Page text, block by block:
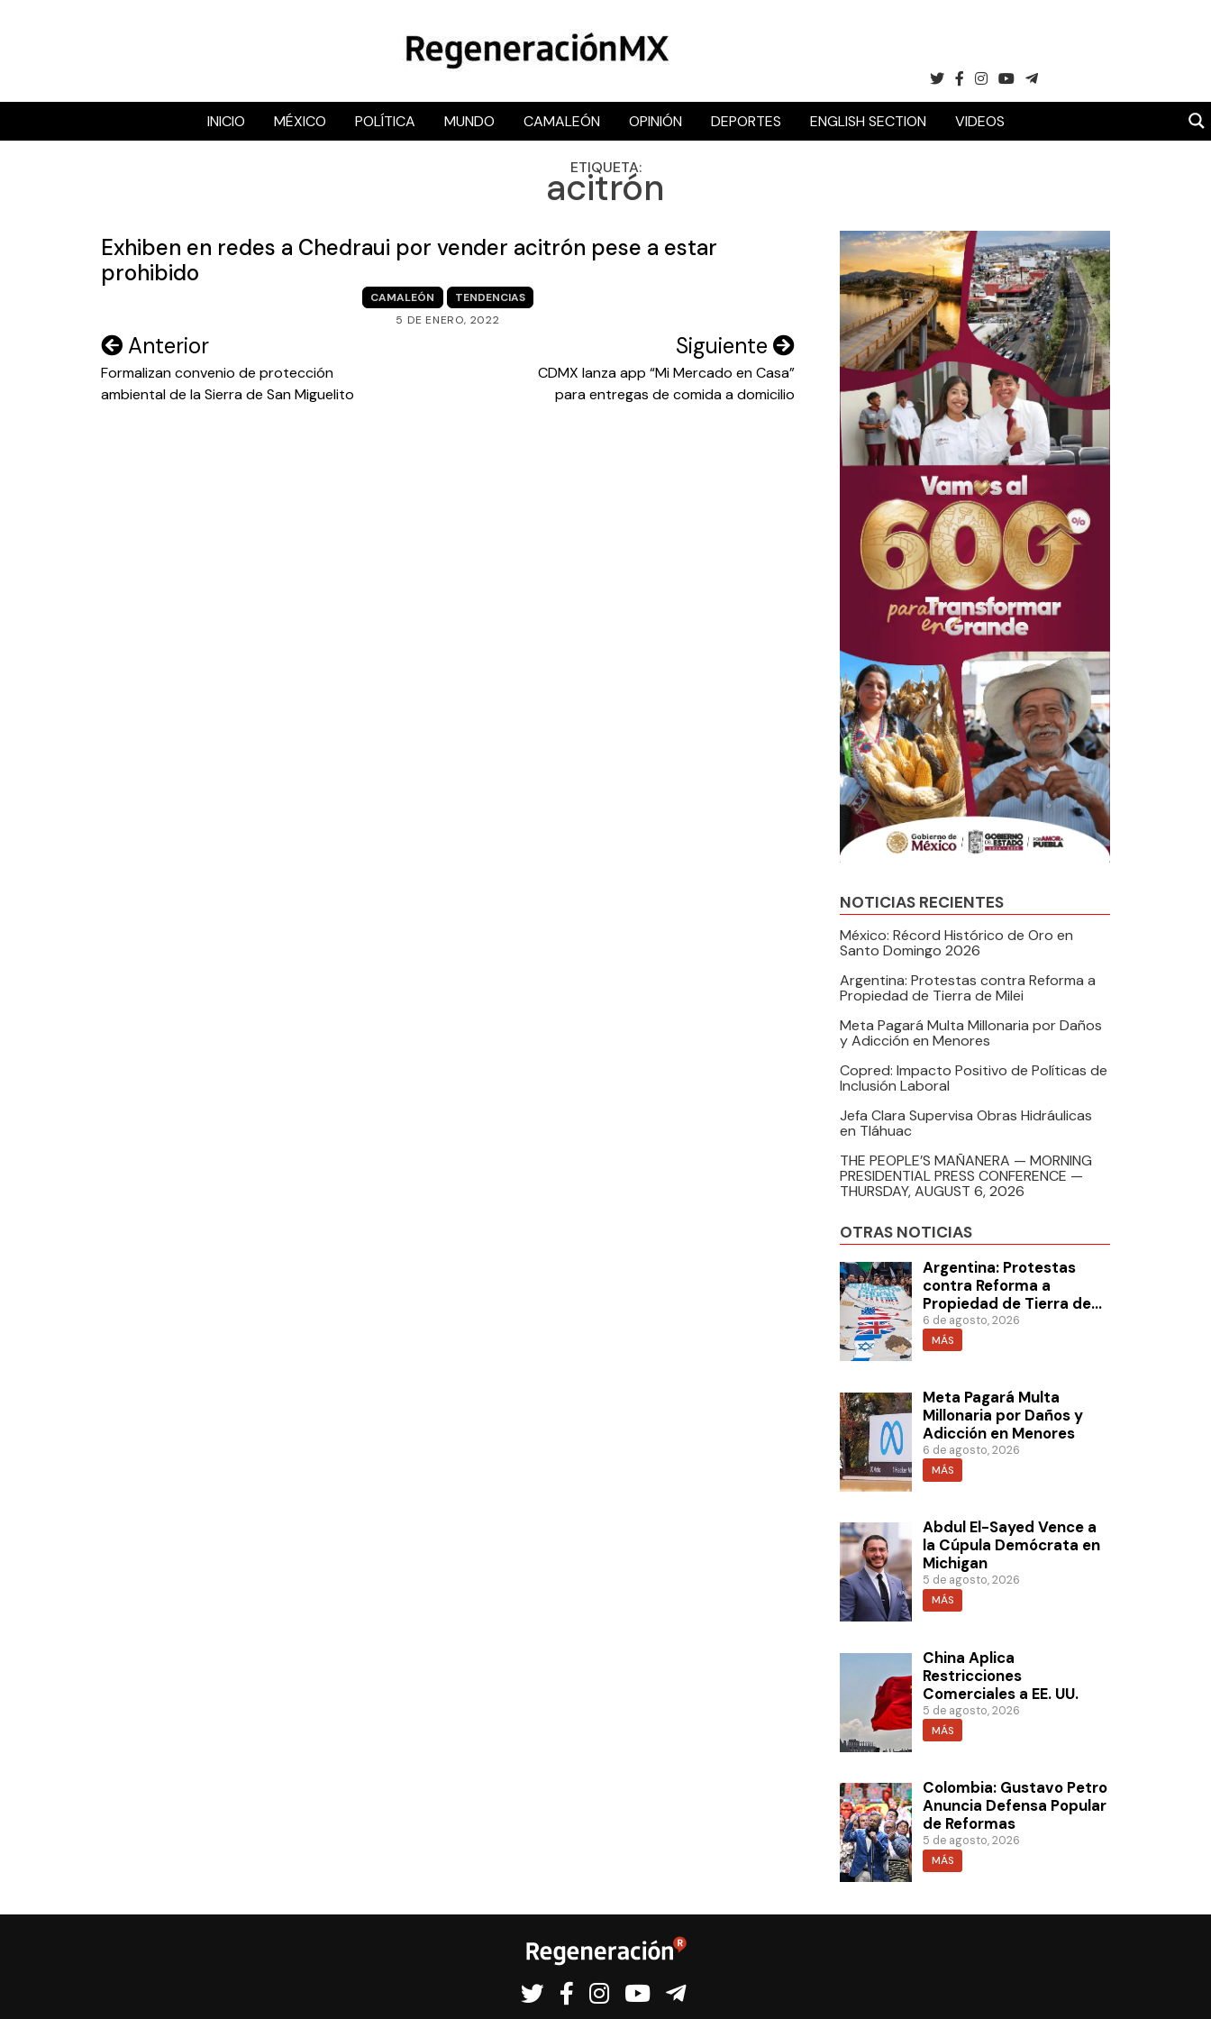
RegeneraciónMX
Sitio de noticias libre e independiente
INICIO MÉXICO POLÍTICA MUNDO CAMALEÓN OPINIÓN DEPORTES ENGLISH SECTION VIDEOS
ETIQUETA:
acitrón
Exhiben en redes a Chedraui por vender acitrón pese a estar
prohibido
CAMALEÓN
TENDENCIAS
5 DE ENERO, 2022
Navegación
de
Anterior
Formalizan convenio de protección
ambiental de la Sierra de San Miguelito
Siguiente
CDMX lanza app “Mi Mercado en Casa”
para entregas de comida a domicilio
NOTICIAS RECIENTES
México: Récord Histórico de Oro en
Santo Domingo 2026
Argentina: Protestas contra Reforma a
Propiedad de Tierra de Milei
Meta Pagará Multa Millonaria por Daños
y Adicción en Menores
Copred: Impacto Positivo de Políticas de
Inclusión Laboral
Jefa Clara Supervisa Obras Hidráulicas
en Tláhuac
THE PEOPLE’S MAÑANERA — MORNING
PRESIDENTIAL PRESS CONFERENCE —
THURSDAY, AUGUST 6, 2026
OTRAS NOTICIAS
Argentina: Protestas
contra Reforma a
Propiedad de Tierra de
Milei
6 de agosto, 2026
MÁS
Meta Pagará Multa
Millonaria por Daños y
Adicción en Menores
6 de agosto, 2026
MÁS
Abdul El-Sayed Vence a
la Cúpula Demócrata en
Michigan
5 de agosto, 2026
MÁS
China Aplica
Restricciones
Comerciales a EE. UU.
5 de agosto, 2026
MÁS
Colombia: Gustavo Petro
Anuncia Defensa Popular
de Reformas
5 de agosto, 2026
MÁS